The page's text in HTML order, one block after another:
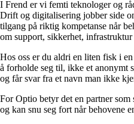
I Frend er vi femti teknologer og
Drift og digitalisering jobber side
tilgang på riktig kompetanse når
om support, sikkerhet,
Hos oss er du aldri en liten fisk i
å forholde seg til, ikke et anonymt
og får svar fra et navn man ikke
For Optio betyr det en partner
og kan snu seg fort når behovene